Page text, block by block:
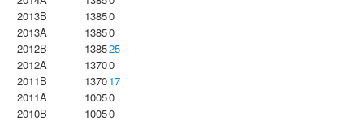
2013B
13850
2013A
13850
2012B
138525
2012A
13700
2011B
137017
2011A
10050
2010B
10050